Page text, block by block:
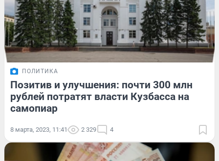
ПОЛИТИКА
Позитив и улучшения: почти 300 млн
рублей потратят власти Кузбасса на
самопиар
8 марта, 2023, 11:41 2 329 4